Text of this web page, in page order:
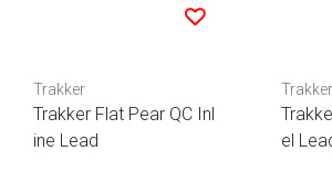
Trakker
Trakker Flat Pear QC Inl
ine Lead
Trakker
el